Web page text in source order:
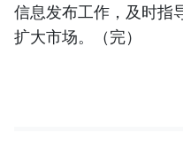
信息发布工作，及时指
扩大市场。（完）